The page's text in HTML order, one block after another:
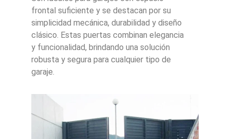
frontal suficiente y se destacan por su
simplicidad mecánica, durabilidad y diseño
clásico. Estas puertas combinan elegancia
y funcionalidad, brindando una solución
robusta y segura para cualquier tipo de
garaje.